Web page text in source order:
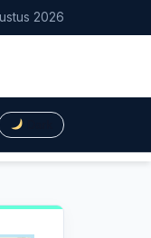
Naik Kelas, DPRD
2026
HUKUMLIPUTAN